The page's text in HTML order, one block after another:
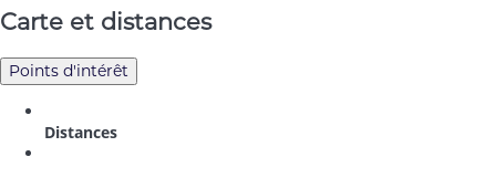
Carte et distances
Points d'intérêt
Distances